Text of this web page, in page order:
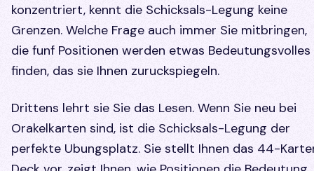
konzentriert, kennt die Schicksals-Legung keine
Grenzen. Welche Frage auch immer Sie mitbringen,
die funf Positionen werden etwas Bedeutungsvolles
finden, das sie Ihnen zuruckspiegeln.
Drittens lehrt sie Sie das Lesen. Wenn Sie neu bei
Orakelkarten sind, ist die Schicksals-Legung der
perfekte Ubungsplatz. Sie stellt Ihnen das 44-